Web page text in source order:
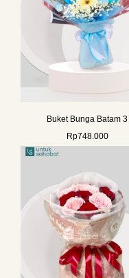
Buket Bunga Batam 3
Rp748.000